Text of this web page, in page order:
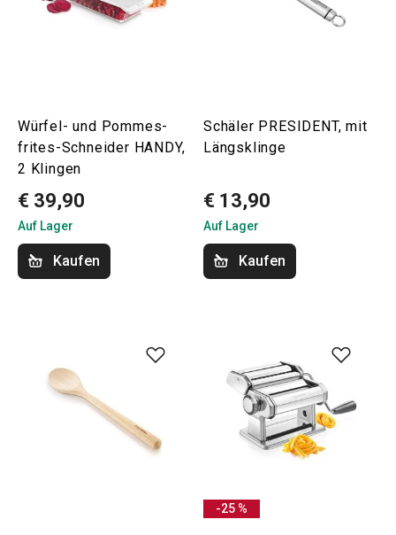
Würfel- und Pommes-
frites-Schneider HANDY,
2 Klingen
€ 39,90
Auf Lager
Kaufen
Schäler PRESIDENT, mit
Längsklinge
€ 13,90
Auf Lager
Kaufen
-25 %